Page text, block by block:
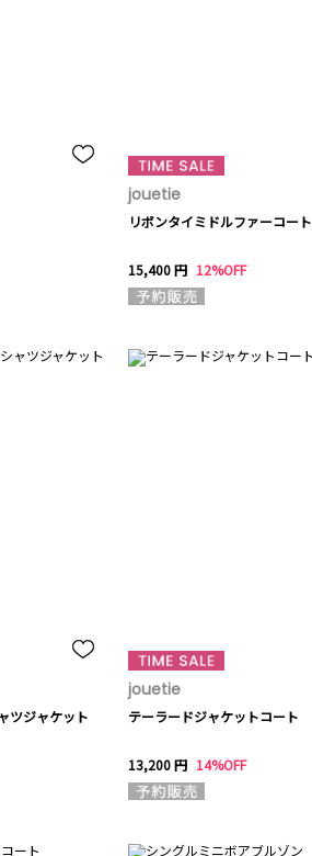
jouetie
リボンタイミドルファーコート
15,400 円 12%OFF
ツジャケット
jouetie
テーラードジャケットコート
13,200 円 14%OFF